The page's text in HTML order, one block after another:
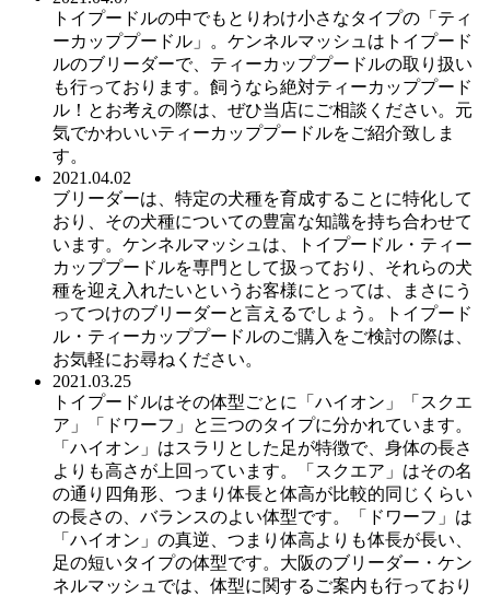
トイプードルの中でもとりわけ小さなタイプの「ティ
ーカッププードル」。ケンネルマッシュはトイプード
ルのブリーダーで、ティーカッププードルの取り扱い
も行っております。飼うなら絶対ティーカッププード
ル！とお考えの際は、ぜひ当店にご相談ください。元
気でかわいいティーカッププードルをご紹介致しま
す。
2021.04.02
ブリーダーは、特定の犬種を育成することに特化して
おり、その犬種についての豊富な知識を持ち合わせて
います。ケンネルマッシュは、トイプードル・ティー
カッププードルを専門として扱っており、それらの犬
種を迎え入れたいというお客様にとっては、まさにう
ってつけのブリーダーと言えるでしょう。トイプード
ル・ティーカッププードルのご購入をご検討の際は、
お気軽にお尋ねください。
2021.03.25
トイプードルはその体型ごとに「ハイオン」「スクエ
ア」「ドワーフ」と三つのタイプに分かれています。
「ハイオン」はスラリとした足が特徴で、身体の長さ
よりも高さが上回っています。「スクエア」はその名
の通り四角形、つまり体長と体高が比較的同じくらい
の長さの、バランスのよい体型です。「ドワーフ」は
「ハイオン」の真逆、つまり体高よりも体長が長い、
足の短いタイプの体型です。大阪のブリーダー・ケン
ネルマッシュでは、体型に関するご案内も行っており